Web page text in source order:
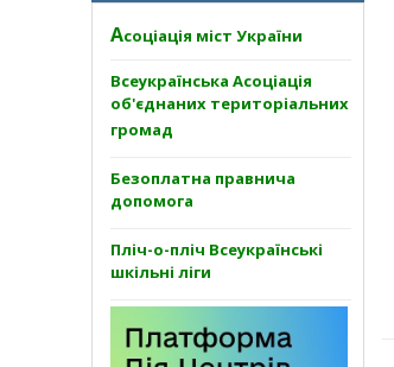
Асоціація міст України
Всеукраїнська Асоціація
об'єднаних територіальних
громад
Безоплатна правнича
допомога
Пліч-о-пліч Всеукраїнські
шкільні ліги